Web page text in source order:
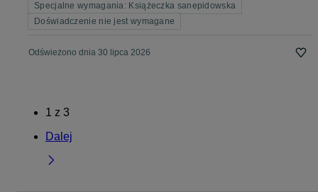
Specjalne wymagania: Książeczka sanepidowska
Doświadczenie nie jest wymagane
Odświeżono dnia 30 lipca 2026
1 z 3
Dalej